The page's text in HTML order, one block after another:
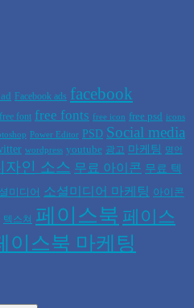
Facebook ads facebook
free font free fonts free icon free psd icons
Power Editor PSD Social media
wordpress youtube 광고 마케팅 명언
자인 소스 무료 아이콘 무료 텍
미디어 소셜미디어 마케팅 아이콘
텍스쳐 페이스북 페이스
이스북 마케팅